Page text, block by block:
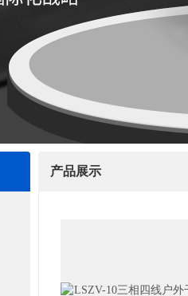
产品展示